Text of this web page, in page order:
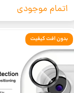
5gاتمام موجودی
بدون افت کیفیت